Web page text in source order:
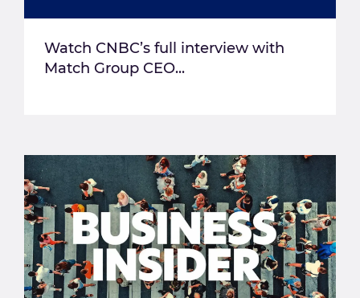
Watch CNBC’s full interview with
Match Group CEO...